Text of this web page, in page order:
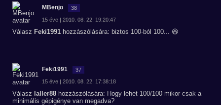
MBenjo 38
15 éve | 2010. 08. 22. 19:20:47
Válasz Feki1991 hozzászólására: biztos 100-ból 100... 😆
Feki1991 37
15 éve | 2010. 08. 22. 17:38:18
Válasz laller88 hozzászólására: Hogy lehet 100/100 mikor csak a
minimális gépigénye van megadva?